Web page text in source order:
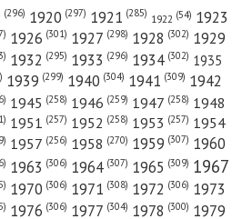
года — «Красный Север»
— «Красный Север»
(296) 1920 (297) 1921 (285) 1922 (54) 1923
1926 (301) 1927 (298) 1928 (302) 1929
1932 (295) 1933 (296) 1934 (302) 1935
1939 (299) 1940 (304) 1941 (309) 1942
1945 (258) 1946 (259) 1947 (258) 1948
1951 (257) 1952 (258) 1953 (257) 1954
1957 (256) 1958 (270) 1959 (307) 1960
1963 (306) 1964 (307) 1965 (309) 1967
1970 (306) 1971 (308) 1972 (306) 1973
1976 (306) 1977 (304) 1978 (300) 1979